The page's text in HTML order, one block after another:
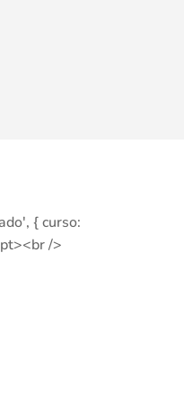
{ curso:
/>